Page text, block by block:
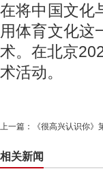
在将中国文化
用体育文化这
术。在北京
术活动。
上一篇： 《很高兴认识你
相关新闻